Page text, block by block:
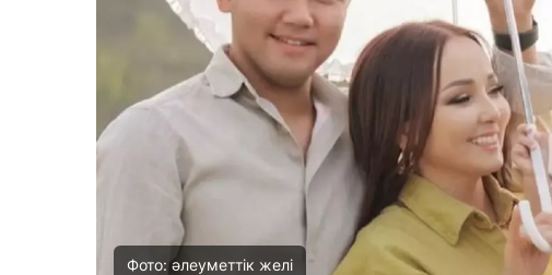
Фото: әлеуметтік желі